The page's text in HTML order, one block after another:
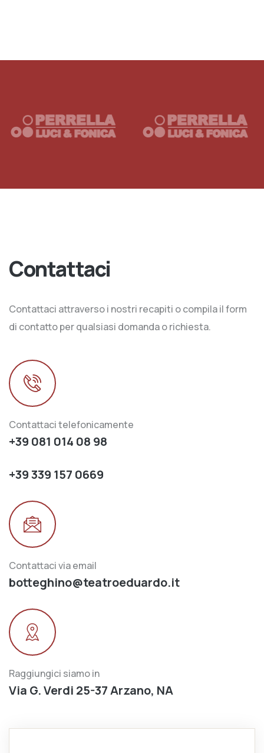
Contattaci
Contattaci attraverso i nostri recapiti o compila il form
di contatto per qualsiasi domanda o richiesta.
Contattaci telefonicamente
+39 081 014 08 98
+39 339 157 0669
Contattaci via email
botteghino@teatroeduardo.it
Raggiungici siamo in
Via G. Verdi 25-37 Arzano, NA